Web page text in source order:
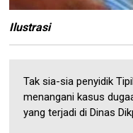
Ilustrasi
Tak sia-sia penyidik
menangani kasus
yang terjadi di Dinas